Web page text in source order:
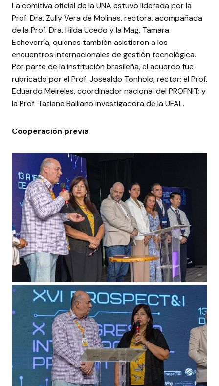
La comitiva oficial de la UNA estuvo liderada por la
Prof. Dra. Zully Vera de Molinas, rectora, acompañada
de la Prof. Dra. Hilda Ucedo y la Mag. Tamara
Echeverría, quienes también asistieron a los
encuentros internacionales de gestión tecnológica.
Por parte de la institución brasileña, el acuerdo fue
rubricado por el Prof. Josealdo Tonholo, rector; el Prof.
Eduardo Meireles, coordinador nacional del PROFNIT; y
la Prof. Tatiane Balliano investigadora de la UFAL.
Cooperación previa